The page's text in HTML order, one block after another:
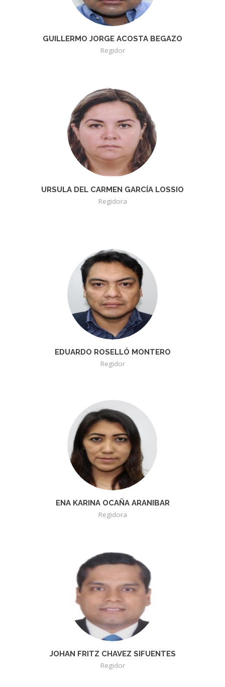
GUILLERMO JORGE ACOSTA BEGAZO
Regidor
URSULA DEL CARMEN GARCÍA LOSSIO
Regidora
EDUARDO ROSELLÓ MONTERO
Regidor
ENA KARINA OCAÑA ARANIBAR
Regidora
JOHAN FRITZ CHAVEZ SIFUENTES
Regidor